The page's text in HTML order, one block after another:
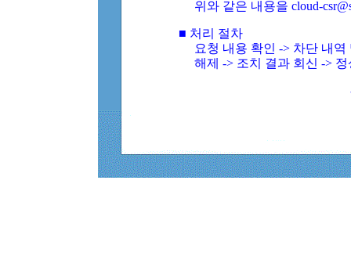
위와 같은 내용을 cloud-
■ 처리 절차
요청 내용 확인 -> 차단 내
해제 -> 조치 결과 회신 ->